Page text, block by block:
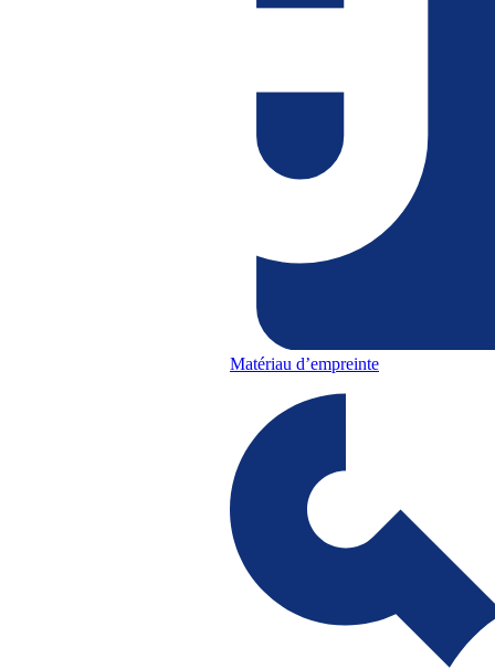
Matériau d’empreinte